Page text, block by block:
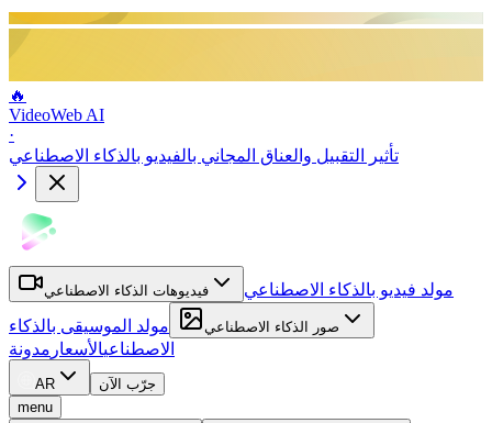
🔥
VideoWeb AI
·
تأثير التقبيل والعناق المجاني بالفيديو بالذكاء الاصطناعي
مولد فيديو بالذكاء الاصطناعي فيديوهات الذكاء الاصطناعي
صور الذكاء الاصطناعي
مولد الموسيقى بالذكاء
الاصطناعيالأسعار مدونة
AR
جرّب الآن
menu